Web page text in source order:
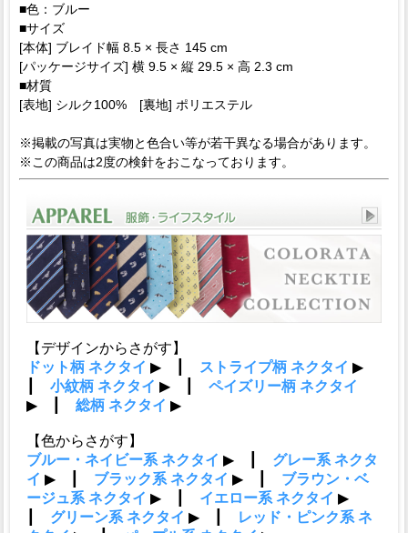
■色：ブルー
■サイズ
[本体] ブレイド幅 8.5 × 長さ 145 cm
[パッケージサイズ] 横 9.5 × 縦 29.5 × 高 2.3 cm
■材質
[表地] シルク100% [裏地] ポリエステル
※掲載の写真は実物と色合い等が若干異なる場合があります。
※この商品は2度の検針をおこなっております。